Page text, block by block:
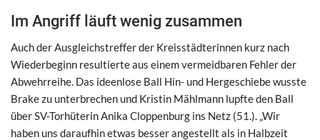
Im Angriff läuft wenig zusammen
Auch der Ausgleichstreffer der Kreisstädterinnen kurz nach
Wiederbeginn resultierte aus einem vermeidbaren Fehler der
Abwehrreihe. Das ideenlose Ball Hin- und Hergeschiebe wusste
Brake zu unterbrechen und Kristin Mählmann lupfte den Ball
über SV-Torhüterin Anika Cloppenburg ins Netz (51.). „Wir
haben uns daraufhin etwas besser angestellt als in Halbzeit